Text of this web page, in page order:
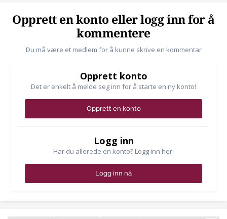
Opprett en konto eller logg inn for å
kommentere
Du må være et medlem for å kunne skrive en kommentar
Opprett konto
Det er enkelt å melde seg inn for å starte en ny konto!
Opprett en konto
Logg inn
Har du allerede en konto? Logg inn her.
Logg inn nå